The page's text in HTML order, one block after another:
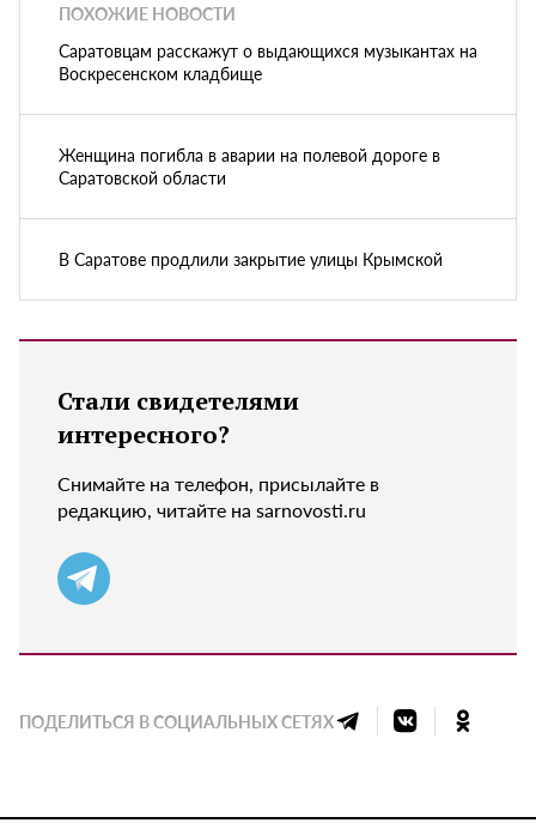
ПОХОЖИЕ НОВОСТИ
Саратовцам расскажут о выдающихся музыкантах на
Воскресенском кладбище
Женщина погибла в аварии на полевой дороге в
Саратовской области
В Саратове продлили закрытие улицы Крымской
Стали свидетелями
интересного?
Снимайте на телефон, присылайте в
редакцию, читайте на sarnovosti.ru
ПОДЕЛИТЬСЯ В СОЦИАЛЬНЫХ СЕТЯХ